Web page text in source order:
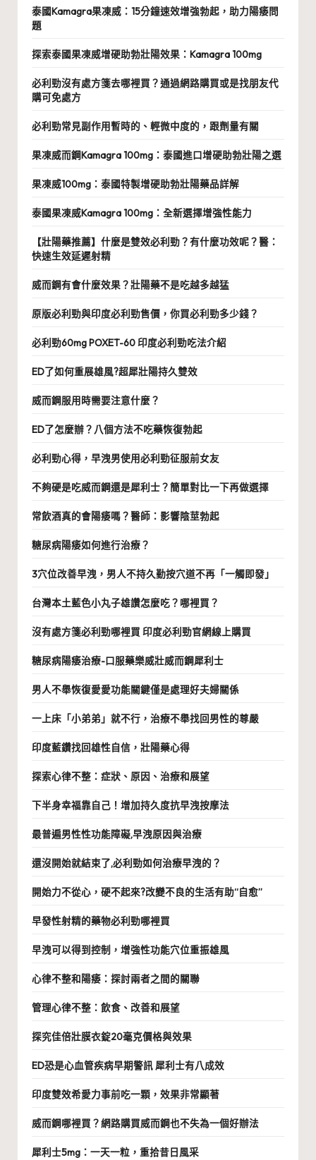
泰國Kamagra果凍威：15分鐘速效增強勃起，助力陽痿問
題
探索泰國果凍威增硬助勃壯陽效果：Kamagra 100mg
必利勁沒有處方箋去哪裡買？通過網路購買或是找朋友代
購可免處方
必利勁常見副作用暫時的、輕微中度的，跟劑量有關
果凍威而鋼Kamagra 100mg：泰國進口增硬助勃壯陽之選
果凍威100mg：泰國特製增硬助勃壯陽藥品詳解
泰國果凍威Kamagra 100mg：全新選擇增強性能力
【壯陽藥推薦】什麼是雙效必利勁？有什麼功效呢？醫：
快速生效延遲射精
威而鋼有會什麼效果？壯陽藥不是吃越多越猛
原版必利勁與印度必利勁售價，你買必利勁多少錢？
必利勁60mg POXET-60 印度必利勁吃法介紹
ED了如何重展雄風?超犀壯陽持久雙效
威而鋼服用時需要注意什麼？
ED了怎麼辦？八個方法不吃藥恢復勃起
必利勁心得，早洩男使用必利勁征服前女友
不夠硬是吃威而鋼還是犀利士？簡單對比一下再做選擇
常飲酒真的會陽痿嗎？醫師：影響陰莖勃起
糖尿病陽痿如何進行治療？
3穴位改善早洩，男人不持久勤按穴道不再「一觸即發」
台灣本土藍色小丸子雄讚怎麼吃？哪裡買？
沒有處方箋必利勁哪裡買 印度必利勁官網線上購買
糖尿病陽痿治療-口服藥樂威壯威而鋼犀利士
男人不舉恢復愛愛功能關鍵僅是處理好夫婦關係
一上床「小弟弟」就不行，治療不舉找回男性的尊嚴
印度藍鑽找回雄性自信，壯陽藥心得
探索心律不整：症狀、原因、治療和展望
下半身幸福靠自己！增加持久度抗早洩按摩法
最普遍男性性功能障礙,早洩原因與治療
還沒開始就結束了,必利勁如何治療早洩的？
開始力不從心，硬不起來?改變不良的生活有助“自愈”
早發性射精的藥物必利勁哪裡買
早洩可以得到控制，增強性功能穴位重振雄風
心律不整和陽痿：探討兩者之間的關聯
管理心律不整：飲食、改善和展望
探究佳倍壯膜衣錠20毫克價格與效果
ED恐是心血管疾病早期警訊 犀利士有八成效
印度雙效希愛力事前吃一顆，效果非常顯著
威而鋼哪裡買？網路購買威而鋼也不失為一個好辦法
犀利士5mg：一天一粒，重拾昔日風采